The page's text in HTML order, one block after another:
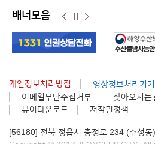
배너모음
전 지 음
개인정보처리방침
영상정보처리기
이메일무단수집거부
찾아오시는
뷰어다운로드
저작권정책
[56180] 전북 정읍시 충정로 234 (수성